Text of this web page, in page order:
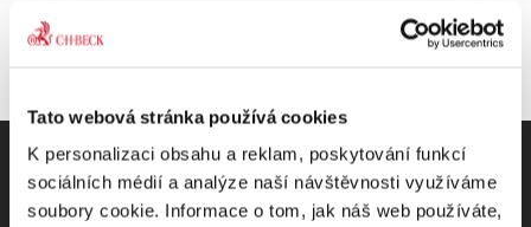
Tato webová stránka používá cookies
K personalizaci obsahu a reklam, poskytování funkcí
sociálních médií a analýze naší návštěvnosti využíváme
soubory cookie. Informace o tom, jak náš web používáte,